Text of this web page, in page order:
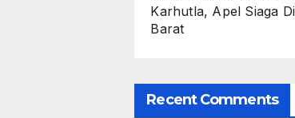
Karhutla, Apel Siaga
Barat
Recent Comments